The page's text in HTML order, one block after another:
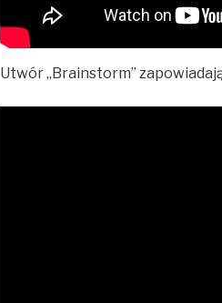
Utwór „Brainstorm”